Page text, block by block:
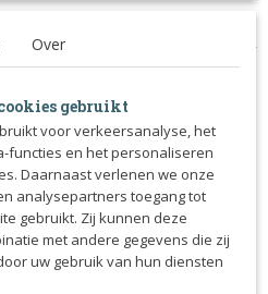
anatomisch gevormd kopstuk
onderlegd en biedt veel ruimte
zorgen voor een snelle en
het hoofdstel.
dit maakt het hoofdstel
Over
gebruikt
voor verkeersanalyse, het
functies en het personaliseren
Daarnaast verlenen we onze
analysepartners toegang tot
gebruikt. Zij kunnen deze
met andere gegevens die zij
uw gebruik van hun diensten